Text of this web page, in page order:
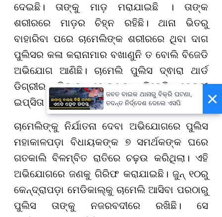
ଦେଇଛି। ତାଙ୍କୁ ମାଡ଼ ମରାଯାଇଛି । ତାଙ୍କ
ଶରୀରରେ ମାଡ଼ର ଚିହ୍ନ ରହିଛି। ଥାନା ଭିତରୁ
ବାହାରିବା ପରେ ଚାମେଲିଙ୍କ ଶରୀରରେ ଥିବା ଦାଗ
ପୁଲିସର କଳା କରାନାମାର ବଖାଣୁନି ତ ବୋଲି ବିଜେଡି
ଅଭିଯୋଗ ଆଣିଛି। ଚାମେଲି ପୁଲିସ ଦ୍ଵାରା ଥାର୍ଡ
ଡିଗ୍ରୀର ଶିକାର ହୋଇଥିବା ବିଜେଡି ନେତ୍ରୀ
ଇପ୍ସିତା ଅଭିଯୋଗ କରିଛନ୍ତି।
ଚାମେଲିଙ୍କୁ ନିର୍ଯାତନା ଦେବା ଅଭିଯୋଗରେ ପୁଲିସ
ମହାକାଳପଡ଼ା ବିଧାୟକଙ୍କ ୭ ସମର୍ଥକଙ୍କ ଘରେ
ଗତକାଲି ବିଳମ୍ବିତ ରାତିରେ ଚଢ଼ଉ କରିଥିଲା। ଏହି
ଅଭିଯୋଗରେ ଜଣକୁ ଗିରିଫ କରାଯାଇଛି। ଜୁନ୍ ୧୦ରୁ
କେନ୍ଦ୍ରାପଡ଼ା ମେଡିକାଲ୍କୁ ଚାମେଲି ଆସିବା ପରଠାରୁ
ପୁଲିସ ତାଙ୍କୁ ନଜରବଦୀରେ ରଖିଛି। ସେ
×
ଜବତ ବାଇକ ଥାନାରୁ ବିକ୍ରି ଘଟଣା,
ତଦନ୍ତ ନିର୍ଦ୍ଦେଶ ଦେଲେ ଏସପି